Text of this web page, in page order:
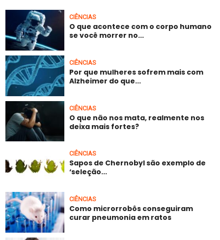
CIÊNCIAS
O que acontece com o corpo humano
se você morrer no...
CIÊNCIAS
Por que mulheres sofrem mais com
Alzheimer do que...
CIÊNCIAS
O que não nos mata, realmente nos
deixa mais fortes?
CIÊNCIAS
Sapos de Chernobyl são exemplo de
‘seleção...
CIÊNCIAS
Como microrrobôs conseguiram
curar pneumonia em ratos